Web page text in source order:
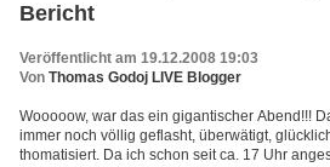
Bericht
Veröffentlicht am 19.12.2008 19:03
Von Thomas Godoj LIVE Blogger
Wooooow, war das ein gigantischer Abend!!!
immer noch völlig geflasht, überwätigt,
thomatisiert. Da ich schon seit ca. 17 Uhr